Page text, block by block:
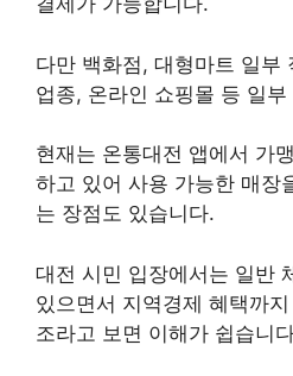
다만 백화점, 대형마트 일부
업종, 온라인 쇼핑몰 등 일
현재는 온통대전 앱에서 가
하고 있어 사용 가능한 매장
는 장점도 있습니다.
대전 시민 입장에서는 일반
있으면서 지역경제 혜택까
조라고 보면 이해가 쉽습니